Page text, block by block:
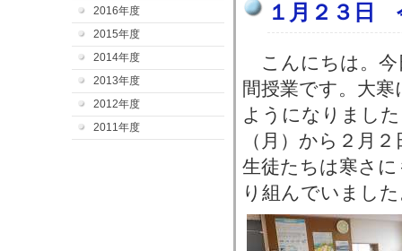
2016年度
2015年度
2014年度
2013年度
2012年度
2011年度
１月２３日
こんにちは。今
間授業です。大
ようになりまし
（月）から２月
生徒たちは寒さ
り組んでいまし